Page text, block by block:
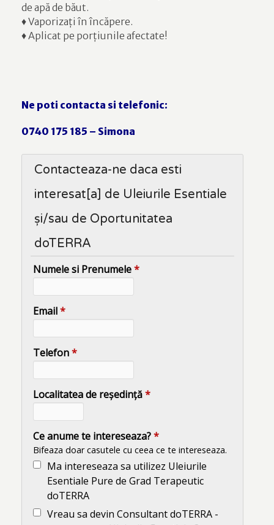
de apă de băut.
♦ Vaporizați în încăpere.
♦ Aplicat pe porțiunile afectate!
Ne poti contacta si telefonic:
0740 175 185 – Simona
Contacteaza-ne daca esti
interesat[a] de Uleiurile Esentiale
și/sau de Oportunitatea
doTERRA
Numele si Prenumele*
Email*
Telefon*
Localitatea de reședință*
Ce anume te intereseaza?*
Bifeaza doar casutele cu ceea ce te intereseaza.
Ma intereseaza sa utilizez Uleiurile
Esentiale Pure de Grad Terapeutic
doTERRA
Vreau sa devin Consultant doTERRA -